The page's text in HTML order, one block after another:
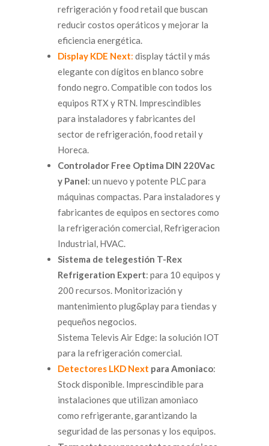
refrigeración y food retail que buscan
reducir costos operáticos y mejorar la
eficiencia energética.
Display KDE Next: display táctil y más
elegante con dígitos en blanco sobre
fondo negro. Compatible con todos los
equipos RTX y RTN. Imprescindibles
para instaladores y fabricantes del
sector de refrigeración, food retail y
Horeca.
Controlador Free Optima DIN 220Vac
y Panel: un nuevo y potente PLC para
máquinas compactas. Para instaladores y
fabricantes de equipos en sectores como
la refrigeración comercial, Refrigeracion
Industrial, HVAC.
Sistema de telegestión T-Rex
Refrigeration Expert: para 10 equipos y
200 recursos. Monitorización y
mantenimiento plug&play para tiendas y
pequeños negocios.
Sistema Televis Air Edge: la solución IOT
para la refrigeración comercial.
Detectores LKD Next para Amoniaco:
Stock disponible. Imprescindible para
instalaciones que utilizan amoniaco
como refrigerante, garantizando la
seguridad de las personas y los equipos.